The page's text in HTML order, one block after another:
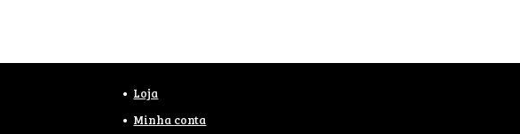
Loja
Minha conta